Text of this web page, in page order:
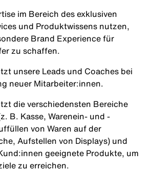
im Bereich des exklusiven
und Produktwissens nutzen,
Brand Experience für
zu schaffen.
unsere Leads und Coaches bei
neuer Mitarbeiter:innen.
die verschiedensten Bereiche
B. Kasse, Warenein- und -
von Waren auf der
Aufstellen von Displays) und
geeignete Produkte, um
zu erreichen.